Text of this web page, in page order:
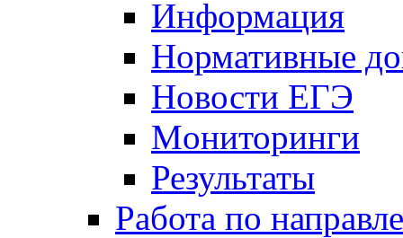
Информация
Нормативные
Новости ЕГЭ
Мониторинги
Результаты
Работа по